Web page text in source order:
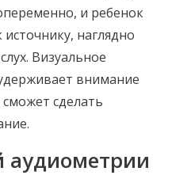
и ребенок
наглядно
Визуальное
внимание
сделать
аудиометрии